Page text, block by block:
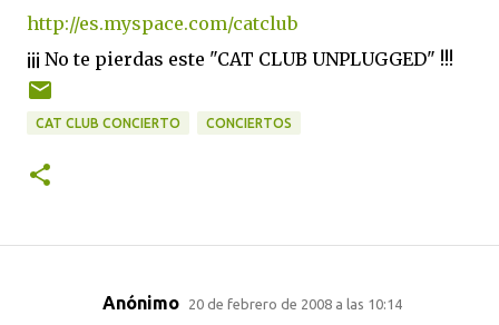
http://es.myspace.com/catclub
¡¡¡ No te pierdas este "CAT CLUB UNPLUGGED" !!!
CAT CLUB CONCIERTO CONCIERTOS
Anónimo 20 de febrero de 2008 a las 10:14